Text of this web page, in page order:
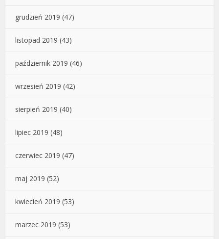
grudzień 2019 (47)
listopad 2019 (43)
październik 2019 (46)
wrzesień 2019 (42)
sierpień 2019 (40)
lipiec 2019 (48)
czerwiec 2019 (47)
maj 2019 (52)
kwiecień 2019 (53)
marzec 2019 (53)